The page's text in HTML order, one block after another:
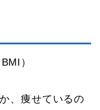
）
、痩せているの